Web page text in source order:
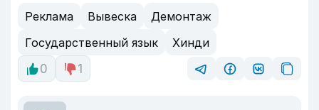
Реклама Вывеска
Демонтаж
Государственный язык
Хинди
0
1